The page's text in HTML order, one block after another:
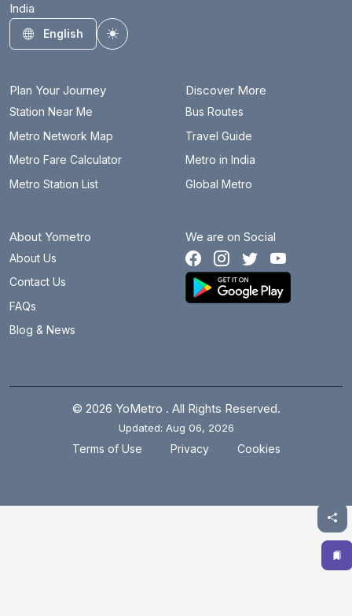
बाराखम्भा रोड
बेगमपुल
बेल्वदर टावर्स
भीकाजी कामा प्लेस
ब्रिगेडियर होशियार सिंह
बुराड़ी
16 km
India
English
Toggle theme
Plan Your Journey
Station Near Me
Metro Network Map
Metro Fare Calculator
Metro Station List
Discover More
Bus Routes
Travel Guide
Metro in India
Global Metro
About Yometro
About Us
Contact Us
FAQs
Blog & News
We are on Social
© 2026 YoMetro . All Rights Reserved.
Updated: Aug 06, 2026
Terms of Use Privacy Cookies